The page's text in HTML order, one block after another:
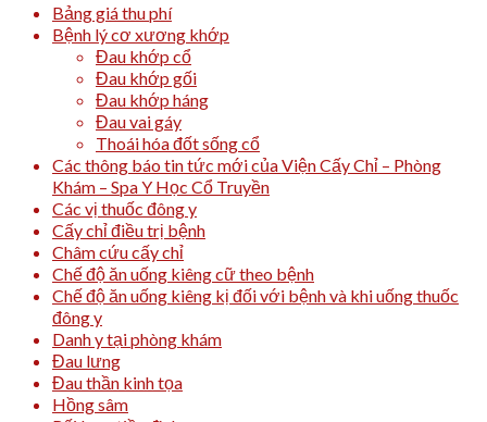
Bảng giá thu phí
Bệnh lý cơ xương khớp
Đau khớp cổ
Đau khớp gối
Đau khớp háng
Đau vai gáy
Thoái hóa đốt sống cổ
Các thông báo tin tức mới của Viện Cấy Chỉ – Phòng
Khám – Spa Y Học Cổ Truyền
Các vị thuốc đông y
Cấy chỉ điều trị bệnh
Châm cứu cấy chỉ
Chế độ ăn uống kiêng cữ theo bệnh
Chế độ ăn uống kiêng kị đối với bệnh và khi uống thuốc
đông y
Danh y tại phòng khám
Đau lưng
Đau thần kinh tọa
Hồng sâm